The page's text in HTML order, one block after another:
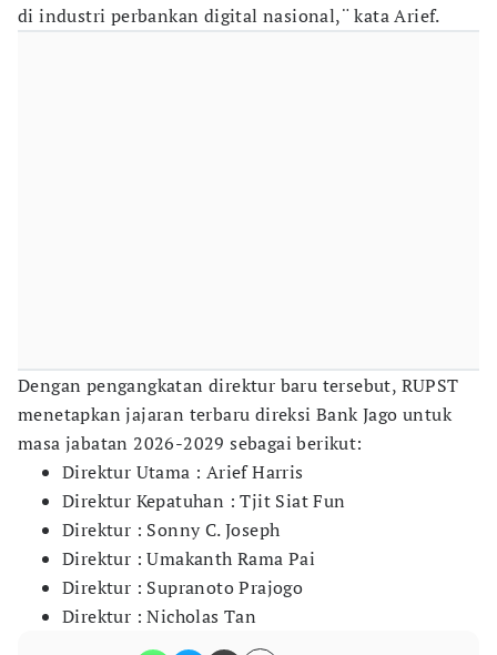
di industri perbankan digital nasional,¨ kata Arief.
Dengan pengangkatan direktur baru tersebut, RUPST
menetapkan jajaran terbaru direksi Bank Jago untuk
masa jabatan 2026-2029 sebagai berikut:
Direktur Utama : Arief Harris
Direktur Kepatuhan : Tjit Siat Fun
Direktur : Sonny C. Joseph
Direktur : Umakanth Rama Pai
Direktur : Supranoto Prajogo
Direktur : Nicholas Tan